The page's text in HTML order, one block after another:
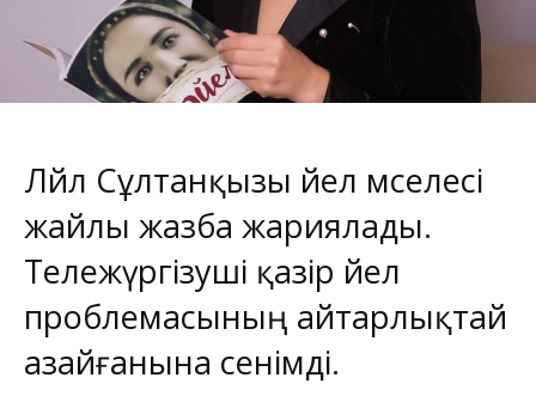
Ләйлә Сұлтанқызы әйел мәселесі
жайлы жазба жариялады.
Тележүргізуші қазір әйел
проблемасының айтарлықтай
азайғанына сенімді.